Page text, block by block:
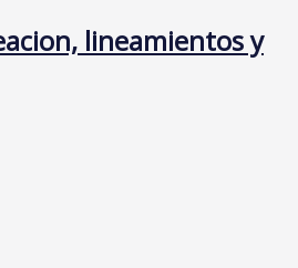
lineamientos y